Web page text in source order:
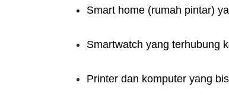
Smart home (rumah pintar)
Smartwatch yang terhubung
Printer dan komputer yang